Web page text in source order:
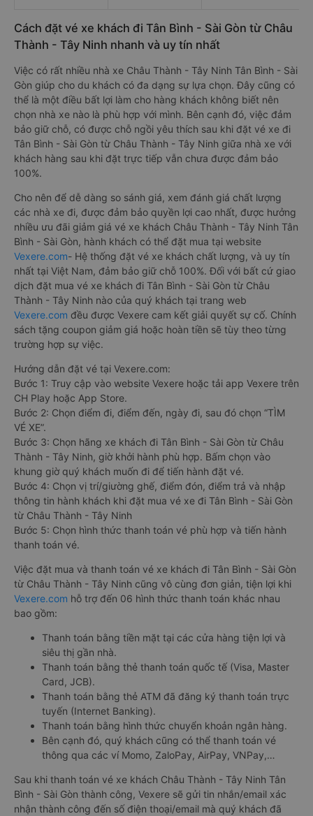
Cách đặt vé xe khách đi Tân Bình - Sài Gòn từ Châu
Thành - Tây Ninh nhanh và uy tín nhất
Việc có rất nhiều nhà xe Châu Thành - Tây Ninh Tân Bình - Sài
Gòn giúp cho du khách có đa dạng sự lựa chọn. Đây cũng có
thể là một điều bất lợi làm cho hàng khách không biết nên
chọn nhà xe nào là phù hợp với mình. Bên cạnh đó, việc đảm
bảo giữ chỗ, có được chỗ ngồi yêu thích sau khi đặt vé xe đi
Tân Bình - Sài Gòn từ Châu Thành - Tây Ninh giữa nhà xe với
khách hàng sau khi đặt trực tiếp vẫn chưa được đảm bảo
100%.
Cho nên để dễ dàng so sánh giá, xem đánh giá chất lượng
các nhà xe đi, được đảm bảo quyền lợi cao nhất, được hưởng
nhiều ưu đãi giảm giá vé xe khách Châu Thành - Tây Ninh Tân
Bình - Sài Gòn, hành khách có thể đặt mua tại website
Vexere.com- Hệ thống đặt vé xe khách chất lượng, và uy tín
nhất tại Việt Nam, đảm bảo giữ chỗ 100%. Đối với bất cứ giao
dịch đặt mua vé xe khách đi Tân Bình - Sài Gòn từ Châu
Thành - Tây Ninh nào của quý khách tại trang web
Vexere.com đều được Vexere cam kết giải quyết sự cố. Chính
sách tặng coupon giảm giá hoặc hoàn tiền sẽ tùy theo từng
trường hợp sự việc.
Hướng dẫn đặt vé tại Vexere.com:
Bước 1: Truy cập vào website Vexere hoặc tải app Vexere trên
CH Play hoặc App Store.
Bước 2: Chọn điểm đi, điểm đến, ngày đi, sau đó chọn “TÌM
VÉ XE”.
Bước 3: Chọn hãng xe khách đi Tân Bình - Sài Gòn từ Châu
Thành - Tây Ninh, giờ khởi hành phù hợp. Bấm chọn vào
khung giờ quý khách muốn đi để tiến hành đặt vé.
Bước 4: Chọn vị trí/giường ghế, điểm đón, điểm trả và nhập
thông tin hành khách khi đặt mua vé xe đi Tân Bình - Sài Gòn
từ Châu Thành - Tây Ninh
Bước 5: Chọn hình thức thanh toán vé phù hợp và tiến hành
thanh toán vé.
Việc đặt mua và thanh toán vé xe khách đi Tân Bình - Sài Gòn
từ Châu Thành - Tây Ninh cũng vô cùng đơn giản, tiện lợi khi
Vexere.com hỗ trợ đến 06 hình thức thanh toán khác nhau
bao gồm:
Thanh toán bằng tiền mặt tại các cửa hàng tiện lợi và
siêu thị gần nhà.
Thanh toán bằng thẻ thanh toán quốc tế (Visa, Master
Card, JCB).
Thanh toán bằng thẻ ATM đã đăng ký thanh toán trực
tuyến (Internet Banking).
Thanh toán bằng hình thức chuyển khoản ngân hàng.
Bên cạnh đó, quý khách cũng có thể thanh toán vé
thông qua các ví Momo, ZaloPay, AirPay, VNPay,…
Sau khi thanh toán vé xe khách Châu Thành - Tây Ninh Tân
Bình - Sài Gòn thành công, Vexere sẽ gửi tin nhắn/email xác
nhận thành công đến số điện thoại/email mà quý khách đã